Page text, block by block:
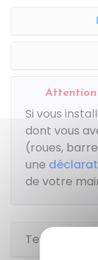
Attention
Si vous
dont vous
(roues,
une
de votre
Textes de